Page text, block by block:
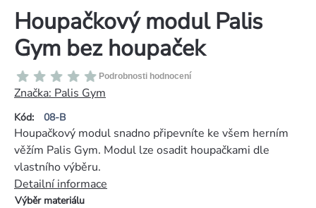
Houpačkový modul Palis
Gym bez houpaček
Kód: 08-B
Průměrné
hodnocení
produktu
je
0,0
5
hvězdiček.
Podrobnosti hodnocení
Značka: Palis Gym
Výběr materiálu
Houpačkový modul snadno připevníte ke všem herním
věžím Palis Gym. Modul lze osadit houpačkami dle
vlastního výběru.
Detailní informace